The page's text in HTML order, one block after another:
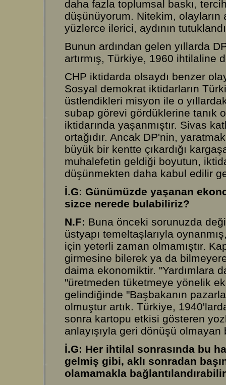
daha fazla toplumsal baskı,
düşünüyorum. Nitekim, olayların
yüzlerce ilerici, aydının
Bunun ardından gelen yıllarda
artırmış, Türkiye, 1960 ihtilaline
CHP iktidarda olsaydı benzer
Sosyal demokrat iktidarların
üstlendikleri misyon ile o
subap görevi gördüklerine tanık
iktidarında yaşanmıştır. Sivas
ortağıdır. Ancak DP'nin,
büyük bir kentte çıkardığı
muhalefetin geldiği boyutun,
düşünmekten daha kabul edilir
İ.G: Günümüzde yaşanan
sizce nerede bulabiliriz?
N.F: Buna önceki sorunuzda
üstyapı temeltaşlarıyla
için yeterli zaman olmamıştır.
girmesine bilerek ya da
daima ekonomiktir. "Yardımlara
"üretmeden tüketmeye yönelik
gelindiğinde "Başbakanın
olmuştur artık. Türkiye,
sonra kartopu etkisi gösteren
anlayışıyla geri dönüşü
İ.G: Her ihtilal sonrasında bu
gelmiş gibi, aklı sonradan
olamamakla